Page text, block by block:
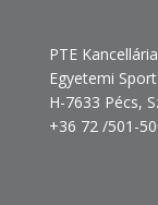
PTE Kancellária
Egyetemi Sport
H-7633 Pécs,
+36 72 /501-